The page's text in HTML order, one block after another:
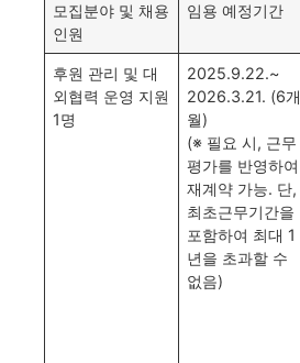
모집분야 및 채용
인원
임용 예정기간
후원 관리 및 대
외협력 운영 지원
1명
2025.9.22.~
2026.3.21. (6개
월)
(※ 필요 시, 근무
평가를 반영하여
재계약 가능. 단,
최초근무기간을
포함하여 최대 1
년을 초과할 수
없음)